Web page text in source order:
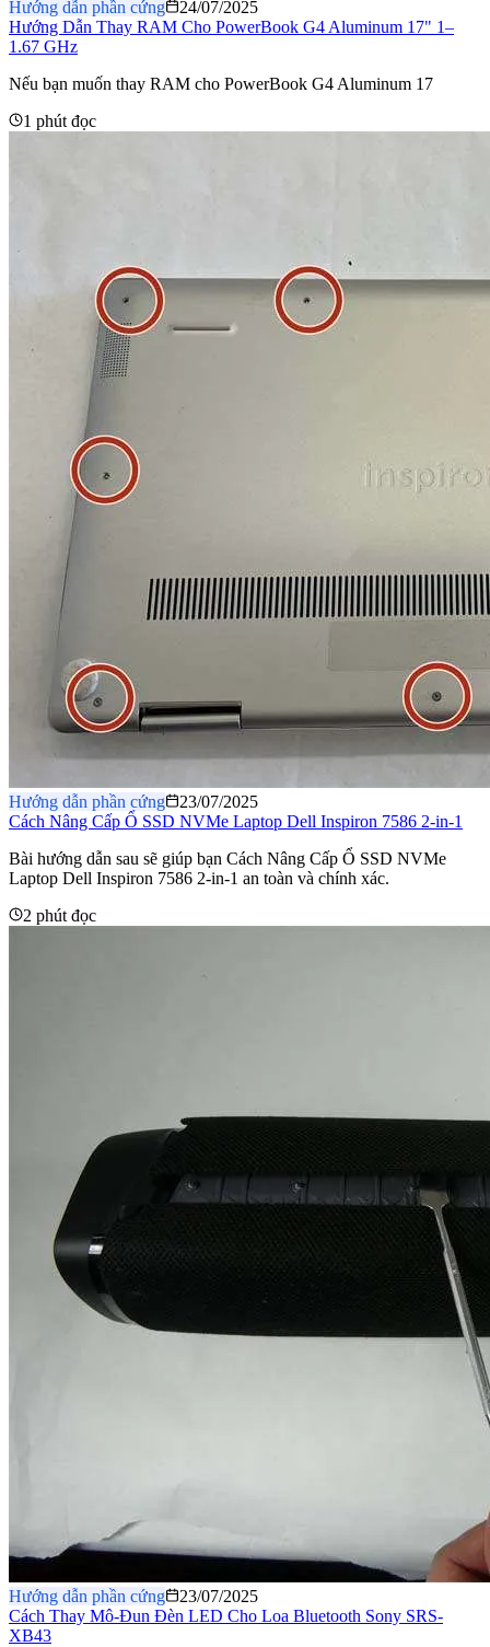
Hướng dẫn phần cứng
24/07/2025
Hướng Dẫn Thay RAM Cho PowerBook G4 Aluminum 17" 1–
1.67 GHz
Nếu bạn muốn thay RAM cho PowerBook G4 Aluminum 17
1 phút đọc
Hướng dẫn phần cứng
23/07/2025
Cách Nâng Cấp Ổ SSD NVMe Laptop Dell Inspiron 7586 2-in-1
Bài hướng dẫn sau sẽ giúp bạn Cách Nâng Cấp Ổ SSD NVMe
Laptop Dell Inspiron 7586 2-in-1 an toàn và chính xác.
2 phút đọc
Hướng dẫn phần cứng
23/07/2025
Cách Thay Mô-Đun Đèn LED Cho Loa Bluetooth Sony SRS-
XB43